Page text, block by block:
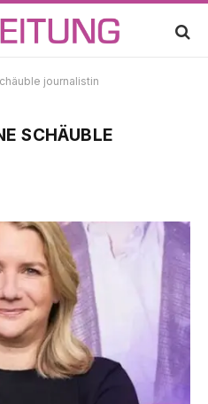
journalistin
SCHÄUBLE